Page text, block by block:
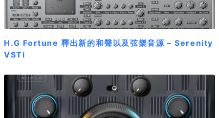
H.G Fortune 釋出新的和聲以及弦樂音源 – Serenity
VSTi